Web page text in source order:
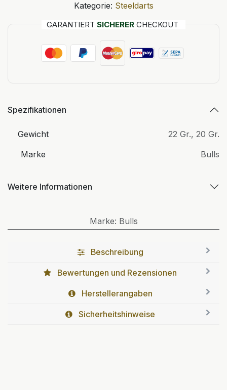
Kategorie: Steeldarts
GARANTIERT SICHERER CHECKOUT
Spezifikationen
Gewicht 22 Gr., 20 Gr.
Marke
Bulls
Weitere Informationen
Marke: Bulls
Beschreibung
Bewertungen und Rezensionen
Herstellerangaben
Sicherheitshinweise